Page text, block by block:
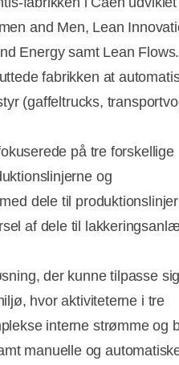
and Men, Lean
Energy samt Lean
fabrikken at
(gaffeltrucks,
på tre forskellige
og
dele til
af dele til
der kunne tilpasse sig
hvor aktiviteterne i tre
interne strømme og
manuelle og